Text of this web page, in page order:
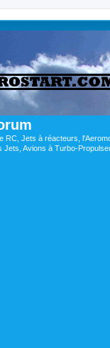
RC, Jets à réacteurs,
Jets, Avions à Turbo-